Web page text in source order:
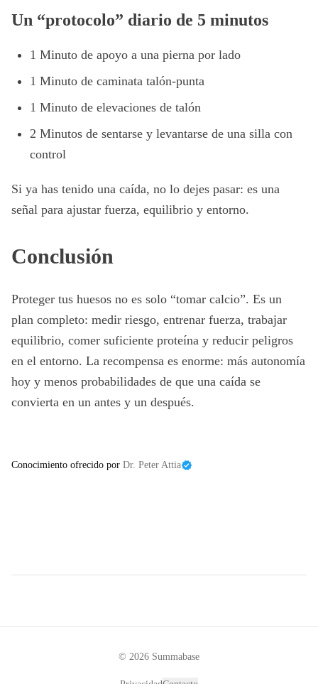
Un “protocolo” diario de 5 minutos
1 Minuto de apoyo a una pierna por lado
1 Minuto de caminata talón-punta
1 Minuto de elevaciones de talón
2 Minutos de sentarse y levantarse de una silla con
control
Si ya has tenido una caída, no lo dejes pasar: es una
señal para ajustar fuerza, equilibrio y entorno.
Conclusión
Proteger tus huesos no es solo “tomar calcio”. Es un
plan completo: medir riesgo, entrenar fuerza, trabajar
equilibrio, comer suficiente proteína y reducir peligros
en el entorno. La recompensa es enorme: más autonomía
hoy y menos probabilidades de que una caída se
convierta en un antes y un después.
Conocimiento ofrecido por Dr. Peter Attia
© 2026 Summabase